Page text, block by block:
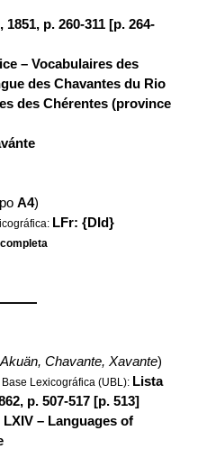
1851, p. 260-311 [p. 264-
– Vocabulaires des
des Chavantes du Rio
des Chérentes (province
A4)
LFr: {DId}
completa
Akuän, Chavante, Xavante)
Lexicográfica (UBL): Lista
p. 507-517 [p. 513]
– Languages of